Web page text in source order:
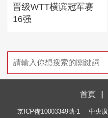
晋级WTT横滨冠军赛
16强
首頁
京ICP備10003349號-1 中央